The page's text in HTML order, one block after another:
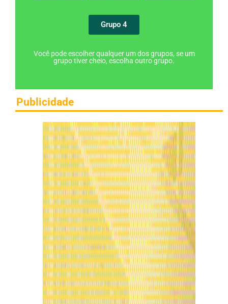
Grupo 4
Você pode escolher qualquer um dos grupos, se um
grupo tiver cheio, escolha outro grupo.
Publicidade